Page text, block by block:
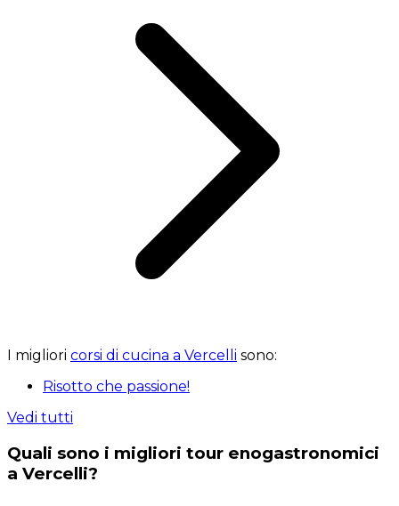
I migliori corsi di cucina a Vercelli sono:
Risotto che passione!
Vedi tutti
Quali sono i migliori tour enogastronomici
a Vercelli?